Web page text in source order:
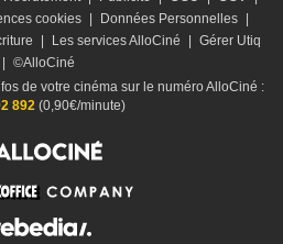
cookies | Données Personnelles |
| Les services AlloCiné | Gérer Utiq
| ©AlloCiné
de votre cinéma sur le numéro AlloCiné :
892 (0,90€/minute)